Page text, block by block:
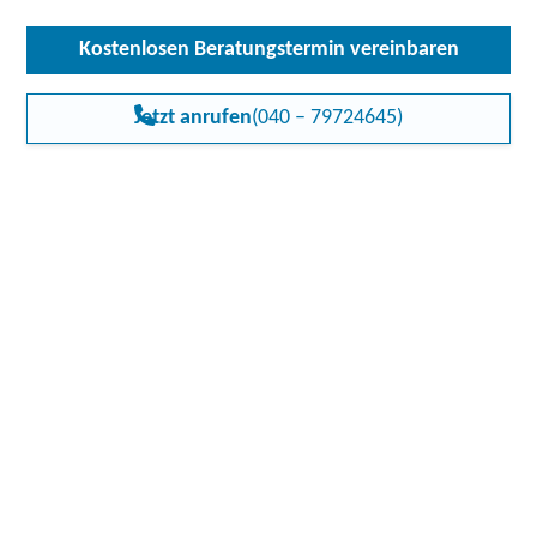
Kostenlosen Beratungstermin vereinbaren
Jetzt anrufen(040 – 79724645)